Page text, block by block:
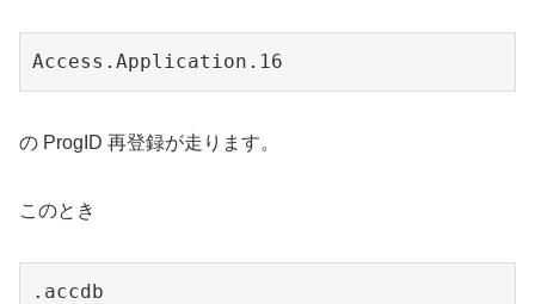
Access.Application.16
の ProgID 再登録が走ります。
このとき
.accdb